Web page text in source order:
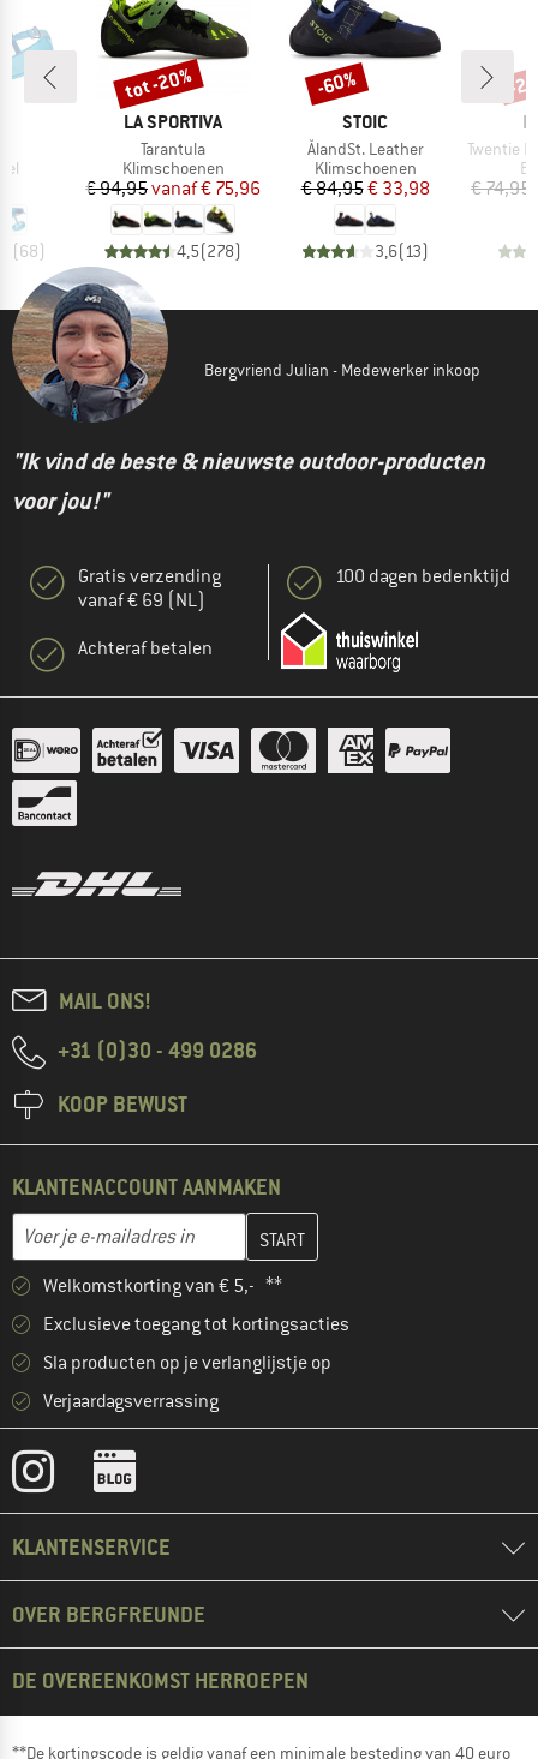
(68)
MERK
LA SPORTIVA
Artikel
Tarantula
Productgroep
Klimschoenen
Prijs
€ 94,95 Verlaagde prijs
vanaf€ 75,96
4,5(278)
Korting
tot -20%
MERK
STOIC
Artikel
ÅlandSt. Leather
Productgroep
Klimschoenen
Prijs
€ 84,95Verlaagde prijs
€ 33,98
3,6( 13)
Korting
-60%
Artikel
Twentie
€ 74,95
-
Bergvriend Julian - Medewerker inkoop
"Ik vind de beste & nieuwste outdoor-producten
voor jou!"
Gratis verzending
vanaf € 69 (NL)
Achteraf betalen
100 dagen bedenktijd
MAIL ONS!
+31 (0)30 - 499 0286
KOOP BEWUST
KLANTENACCOUNT AANMAKEN
E-mailadres
Vul je e-mailadres hier in en maak in de volgende stap je
Welkomstkorting van € 5,- **
Exclusieve toegang tot kortingsacties
Sla producten op je verlanglijstje op
Verjaardagsverrassing
KLANTENSERVICE
OVER BERGFREUNDE
DE OVEREENKOMST HERROEPEN
**De kortingscode is geldig vanaf een minimale besteding van 40 euro